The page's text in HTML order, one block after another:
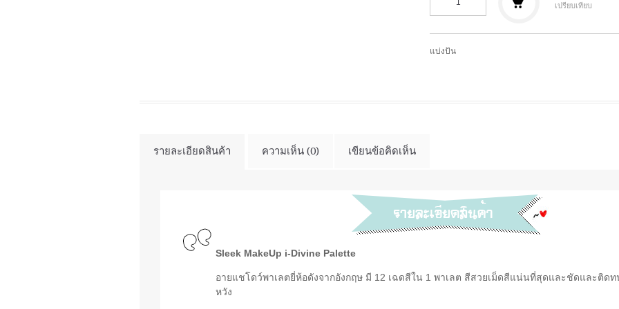
เปรียบเทียบ
แบ่งปัน
รายละเอียดสินค้า ความเห็น (0) เขียนข้อคิดเห็น
Sleek MakeUp i-Divine Palette
อายแชโดว์พาเลตยี่ห้อดังจากอังกฤษ มี 12 เฉดสีใน 1 พาเลต สีสวยเม็ดสีแน่นที่สุดและชัดและติด
หวัง